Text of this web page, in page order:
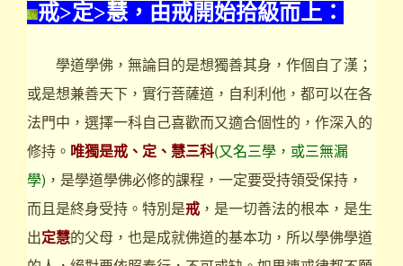
戒>定>慧，由戒開始拾級而上：
學道學佛，無論目的是想獨善其身，作個自了漢；
或是想兼善天下，實行菩薩道，自利利他，都可以在各
法門中，選擇一科自己喜歡而又適合個性的，作深入的
修持。 唯獨是戒、定、慧三科(又名三學，或三無漏
學) ，是學道學佛必修的課程，一定要受持領受保持，
而且是終身受持。特別是戒 ，是一切善法的根本，是生
出定慧的父母，也是成就佛道的基本功，所以學佛學道